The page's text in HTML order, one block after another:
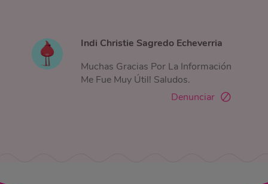
Indi Christie Sagredo Echeverria
Muchas Gracias Por La Información
Me Fue Muy Útil! Saludos.
Denunciar